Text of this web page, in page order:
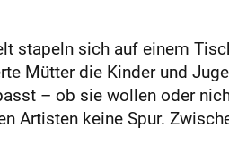
stapeln sich auf einem
Mütter die Kinder und
– ob sie wollen oder
keine Spur.